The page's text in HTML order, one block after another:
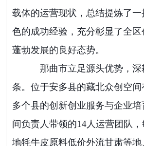
载体的运营现状，总结提炼了
色的成功经验，充分彰显了全区
蓬勃发展的良好态势。
那曲市立足源头优势，
条。位于安多县的藏北众创空
多个县的创新创业服务与企业培
间负责人带领的14人运营团队
地牦牛皮原料低价外流甘肃等